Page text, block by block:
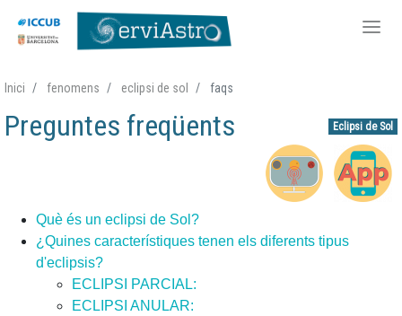
Vés
contingut
Inici fenomens eclipsi de sol faqs
Eclipsi de Sol
Preguntes freqüents
Accessos directes Fenomen
Què és un eclipsi de Sol?
¿Quines característiques tenen els diferents tipus
d'eclipsis?
ECLIPSI PARCIAL:
ECLIPSI ANULAR: